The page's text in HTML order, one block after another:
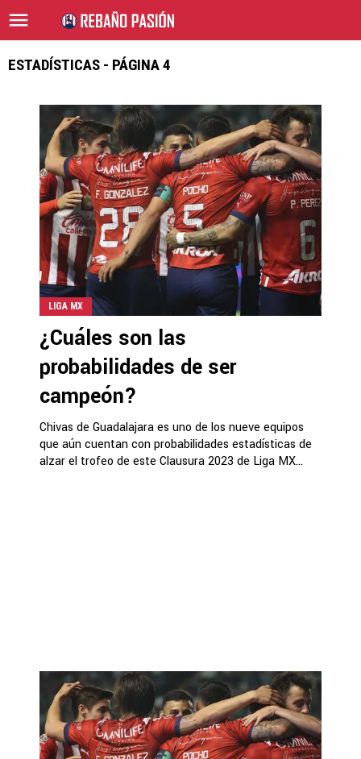
ESTADÍSTICAS - PÁGINA 4
LIGA MX
¿Cuáles son las
probabilidades de ser
campeón?
Chivas de Guadalajara es uno de los nueve equipos
que aún cuentan con probabilidades estadísticas de
alzar el trofeo de este Clausura 2023 de Liga MX...